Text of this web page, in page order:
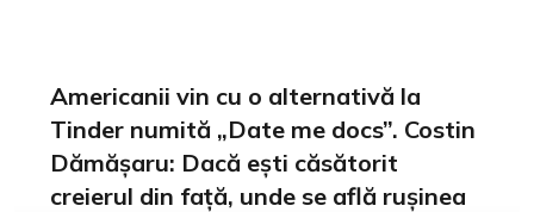
Americanii vin cu o alternativă la
Tinder numită „Date me docs”. Costin
Dămășaru: Dacă ești căsătorit
creierul din față, unde se află rușinea